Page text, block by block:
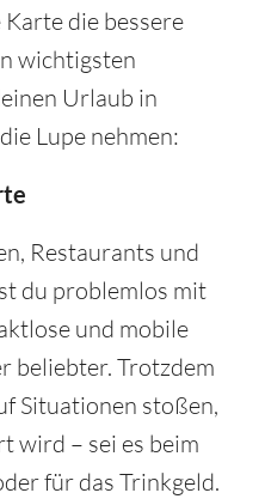
die bessere
wichtigsten
Urlaub in
Lupe nehmen:
Restaurants und
du problemlos mit
und mobile
beliebter. Trotzdem
Situationen stoßen,
wird – sei es beim
für das Trinkgeld.